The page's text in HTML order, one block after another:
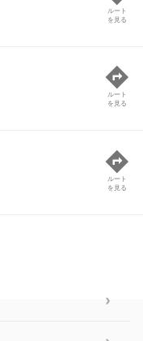
ルート
を見る
ルート
を見る
ルート
を見る